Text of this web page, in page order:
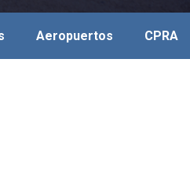
Aeropuertos CPRA